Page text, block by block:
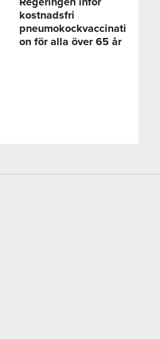
kostnadsfri
pneumokockvaccinati
on för alla över 65 år